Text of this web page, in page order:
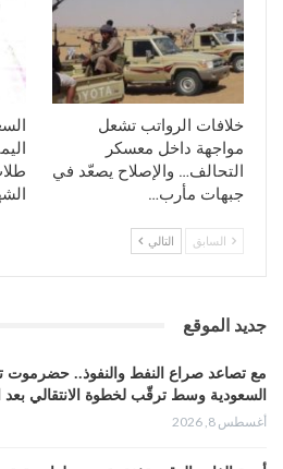
الصدع بين الرياض وأبوظبي، يشير
لتحسين موقعها التفاوضي عبر
الإماراتي في الشرق اليمني.
وفي حال استمرت هذه المواجهة
الطرفين قد يدخل مرحلة أكثر
الثروة لا السيطرة على الأرض فقط.
خلافات الرواتب تشعل
مواجهة داخل معسكر
التحالف… والإصلاح يصعّد في
جبهات مأرب…
السابق التالي
جديد الموقع
مع تصاعد صراع النفط والنفوذ..
السعودية وسط ترقّب لخطوة الانتقالي بعد
أغسطس 8, 2026